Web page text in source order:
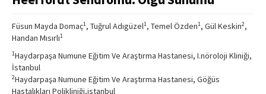
Instructions
Contact Us
Füsun Mayda Domaç1, Tuğrul Adıgüzel1, Temel Özden1, Gül Keskin2,
Handan Mısırlı1
1Haydarpaşa Numune Eğitim Ve Araştırma Hastanesi, I.nöroloji Kliniği,
İstanbul
2Haydarpaşa Numune Eğitim Ve Araştırma Hastanesi, Göğüs
Hastalıkları Polikliniği,istanbul